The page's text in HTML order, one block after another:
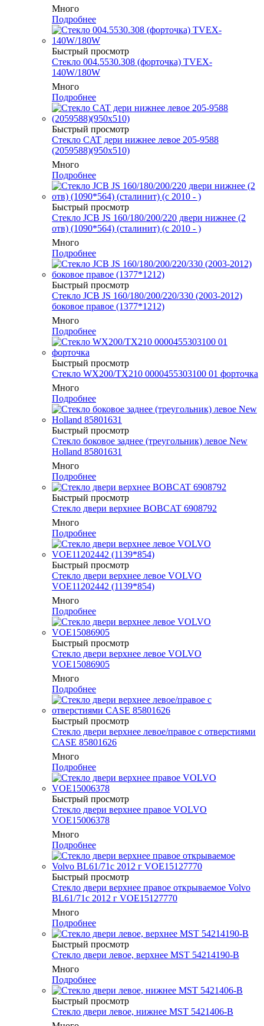
Много
Подробнее
Быстрый просмотр
Стекло 004.5530.308 (форточка) TVEX-
140W/180W
Много
Подробнее
Быстрый просмотр
Стекло CAT дери нижнее левое 205-9588
(2059588)(950х510)
Много
Подробнее
Быстрый просмотр
Стекло JCB JS 160/180/200/220 двери нижнее (2
отв) (1090*564) (сталинит) (с 2010 - )
Много
Подробнее
Быстрый просмотр
Стекло JCB JS 160/180/200/220/330 (2003-2012)
боковое правое (1377*1212)
Много
Подробнее
Быстрый просмотр
Стекло WX200/TX210 0000455303100 01 форточка
Много
Подробнее
Быстрый просмотр
Стекло боковое заднее (треугольник) левое New
Holland 85801631
Много
Подробнее
Быстрый просмотр
Стекло двери верхнее BOBCAT 6908792
Много
Подробнее
Быстрый просмотр
Стекло двери верхнее левое VOLVO
VOE11202442 (1139*854)
Много
Подробнее
Быстрый просмотр
Стекло двери верхнее левое VOLVO
VOE15086905
Много
Подробнее
Быстрый просмотр
Стекло двери верхнее левое/правое с отверстиями
CASE 85801626
Много
Подробнее
Быстрый просмотр
Стекло двери верхнее правое VOLVO
VOE15006378
Много
Подробнее
Быстрый просмотр
Стекло двери верхнее правое открываемое Volvo
BL61/71с 2012 г VOE15127770
Много
Подробнее
Быстрый просмотр
Стекло двери левое, верхнее MST 54214190-B
Много
Подробнее
Быстрый просмотр
Стекло двери левое, нижнее MST 5421406-B